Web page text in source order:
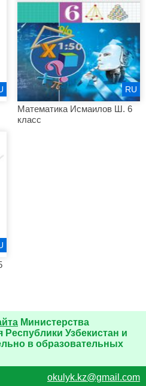
Математика Исмаилов Ш. 6
класс
RU
Министерства
Узбекистан и
в образовательных
okulyk.kz@gmail.com